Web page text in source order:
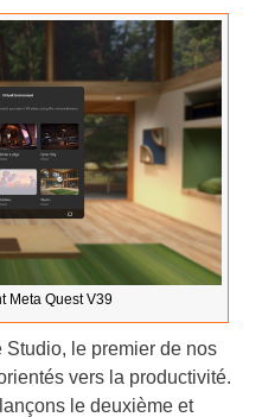
Meta Quest V39
le premier de nos
vers la productivité.
le deuxième et